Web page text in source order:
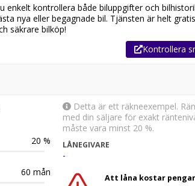
enkelt kontrollera både biluppgifter och
nya eller begagnade bil. Tjänsten är helt
säkrare bilköp!
Kontrollera
20 %
60 mån
Detta är ett räkneexempel.
med din säljare för exakt
måste vara minst 20 %.
LÅNEGIVARE
-
Att låna kostar